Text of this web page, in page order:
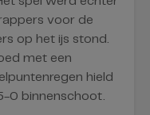
voor de
op het ijs stond.
met een
hield
0 binnenschoot.